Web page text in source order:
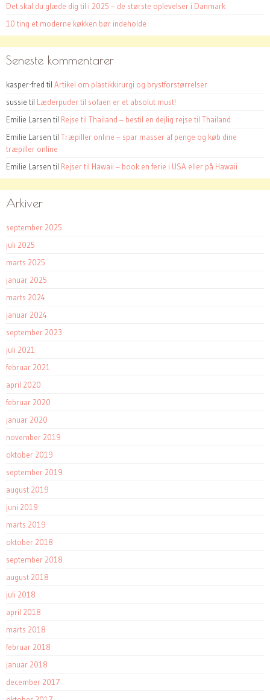
Det skal du glæde dig til i 2025 – de største oplevelser i Danmark
10 ting et moderne køkken bør indeholde
Seneste kommentarer
kasper-fred til Artikel om plastikkirurgi og brystforstørrelser
sussie til Læderpuder til sofaen er et absolut must!
Emilie Larsen til Rejse til Thailand – bestil en dejlig rejse til Thailand
Emilie Larsen til Træpiller online – spar masser af penge og køb dine
træpiller online
Emilie Larsen til Rejser til Hawaii – book en ferie i USA eller på Hawaii
Arkiver
september 2025
juli 2025
marts 2025
januar 2025
marts 2024
januar 2024
september 2023
juli 2021
februar 2021
april 2020
februar 2020
januar 2020
november 2019
oktober 2019
september 2019
august 2019
juni 2019
marts 2019
oktober 2018
september 2018
august 2018
juli 2018
april 2018
marts 2018
februar 2018
januar 2018
december 2017